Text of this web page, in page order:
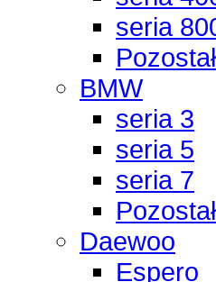
seria
BMW
seria 3
seria 5
seria 7
Daewoo
Espero